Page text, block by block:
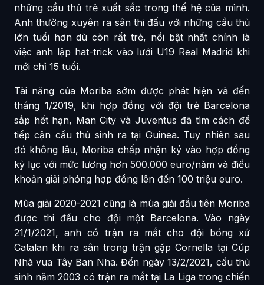
những cầu thủ trẻ xuất sắc trong thế hệ của mình.
Anh thường xuyên ra sân thi đấu với những cầu thủ
lớn tuổi hơn dù còn rất trẻ, nổi bật nhất chính là
việc anh lập hat-trick vào lưới U19 Real Madrid khi
mới chỉ 15 tuổi.
Tài năng của Moriba sớm được phát hiện và đến
tháng 1/2019, khi hợp đồng với đội trẻ Barcelona
sắp hết hạn, Man City và Juventus đã tìm cách để
tiếp cận cầu thủ sinh ra tại Guinea. Tuy nhiên sau
đó không lâu, Moriba chấp nhận ký vào hợp đồng
kỷ lục với mức lương hơn 500.000 euro/năm và điều
khoản giải phóng hợp đồng lên đến 100 triệu euro.
Mùa giải 2020-2021 cũng là mùa giải đầu tiên Moriba
được thi đấu cho đội một Barcelona. Vào ngày
21/1/2021, anh có trận ra mắt cho đội bóng xứ
Catalan khi ra sân trong trận gặp Cornella tại Cúp
Nhà vua Tây Ban Nha. Đến ngày 13/2/2021, cầu thủ
sinh năm 2003 có trận ra mắt tại La Liga trong chiến